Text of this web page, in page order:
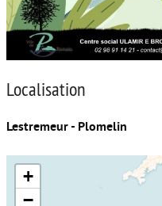
Localisation
Lestremeur - Plomelin
+
−